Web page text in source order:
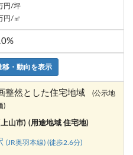
円/坪
円/㎡
移・動向を表示
整然とした住宅地域
(公示地
)
山市) (用途地域 住宅地)
(JR奥羽本線) (徒歩2.6分)